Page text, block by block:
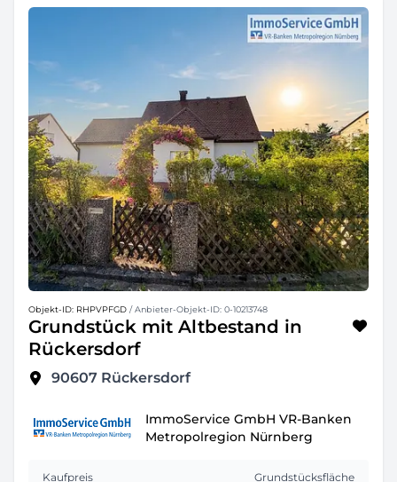
Objekt-ID: RHPVPFGD / Anbieter-Objekt-ID: 0-10213748
Grundstück mit Altbestand in
Rückersdorf
90607 Rückersdorf
ImmoService GmbH VR-Banken
Metropolregion Nürnberg
Kaufpreis Grundstücksfläche